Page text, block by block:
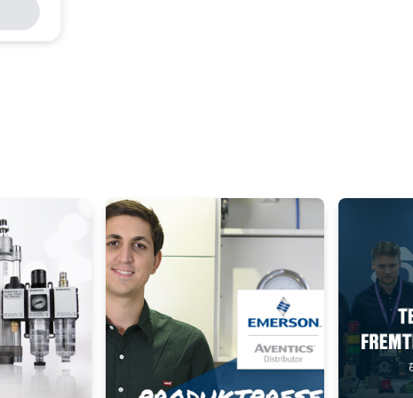
Add to existing cart row Add as new cart row